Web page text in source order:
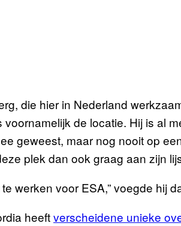
die hier in Nederland
de locatie. Hij is al
geweest, maar nog nooit op
plek dan ook graag aan zijn
werken voor ESA,” voegde hij
heeftverscheidene unieke